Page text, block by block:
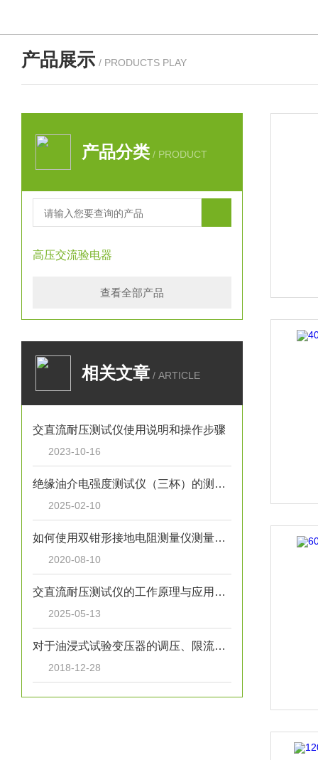
产品展示 / PRODUCTS PLAY
产品分类 / PRODUCT
高压交流验电器
查看全部产品
相关文章 / ARTICLE
交直流耐压测试仪使用说明和操作步骤
2023-10-16
绝缘油介电强度测试仪（三杯）的测量精度受哪些因素影响
2025-02-10
如何使用双钳形接地电阻测量仪测量接地电阻
2020-08-10
交直流耐压测试仪的工作原理与应用领域
2025-05-13
对于油浸式试验变压器的调压、限流、放电球隙，我们要学会怎么处理
2018-12-28